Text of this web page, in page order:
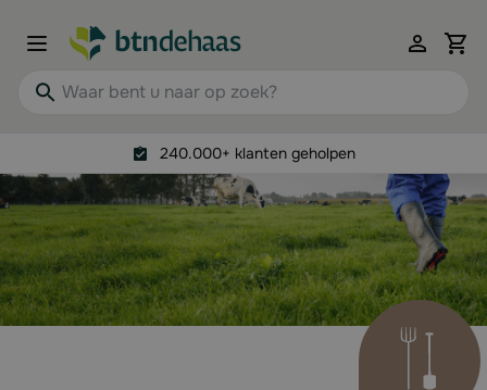
Waar bent u naar op zoek?
240.000+ klanten geholpen